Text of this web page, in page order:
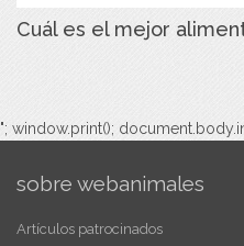
Cuál es el mejor
"; window.print();
sobre webanimales
Artículos patrocinados